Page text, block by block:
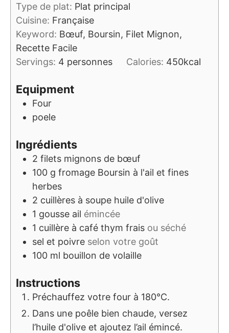
Type de plat: Plat principal
Cuisine: Française
Keyword: Bœuf, Boursin, Filet Mignon,
Recette Facile
Servings: 4 personnes Calories: 450kcal
Equipment
Four
poele
Ingrédients
2 filets mignons de bœuf
100 g fromage Boursin à l'ail et fines
herbes
2 cuillères à soupe huile d'olive
1 gousse ail émincée
1 cuillère à café thym frais ou séché
sel et poivre selon votre goût
100 ml bouillon de volaille
Instructions
Préchauffez votre four à 180°C.
Dans une poêle bien chaude, versez
l’huile d'olive et ajoutez l’ail émincé.